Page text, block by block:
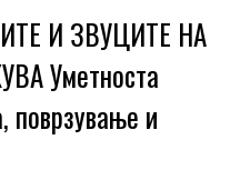
И ЗВУЦИТЕ НА
Уметноста
поврзување и